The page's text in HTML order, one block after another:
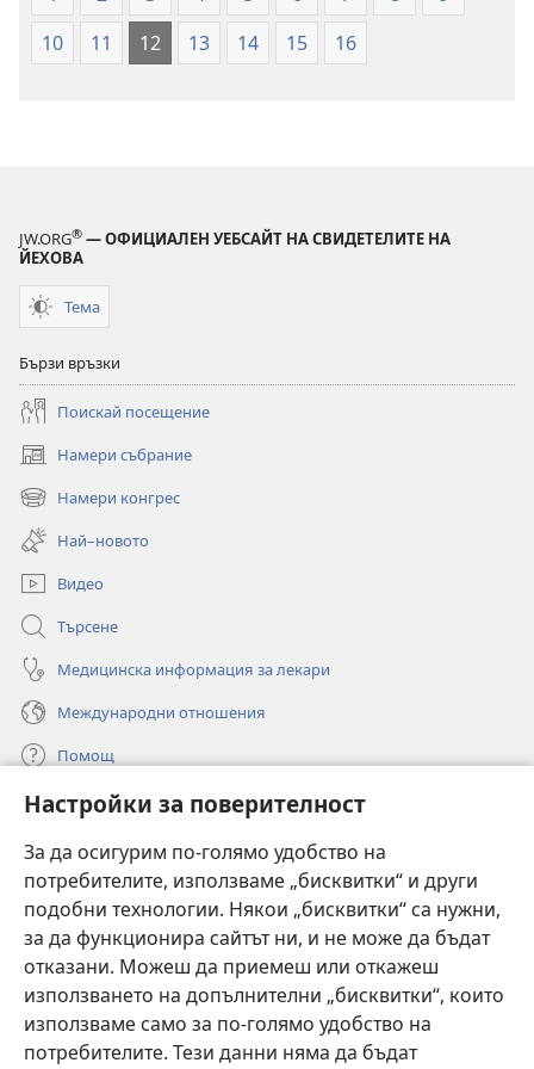
Настройки за поверителност
За да осигурим по-голямо удобство на
потребителите, използваме „бисквитки“ и други
подобни технологии. Някои „бисквитки“ са нужни,
за да функционира сайтът ни, и не може да бъдат
отказани. Можеш да приемеш или откажеш
използването на допълнителни „бисквитки“, които
използваме само за по-голямо удобство на
потребителите. Тези данни няма да бъдат
10
11 12 13 14 15 16
JW.ORG® — ОФИЦИАЛЕН УЕБСАЙТ НА СВИДЕТЕЛИТЕ НА
ЙЕХОВА
Тема
Бързи връзки
Поискай посещение
Намери събрание
(отваря
нов
прозорец)
Намери конгрес
(отваря
нов
прозорец)
Най–новото
Видео
Търсене
Медицинска информация за лекари
Международни отношения
Помощ
Дарения
нов
прозорец)ОНЛАЙН БИБЛИОТЕКА „Стражева кула“
(отваря
нов
прозорец)
JW Hub
(отваря
нов
прозорец)JW Library
Watchtower Library ®